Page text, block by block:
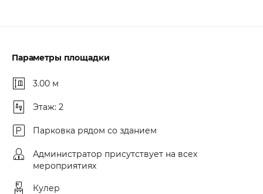
Параметры площадки
3.00 м
Этаж: 2
Парковка рядом со зданием
Администратор присутствует на всех
мероприятиях
Кулер